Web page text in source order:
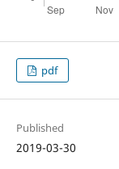
pdf
Published
2019-03-30